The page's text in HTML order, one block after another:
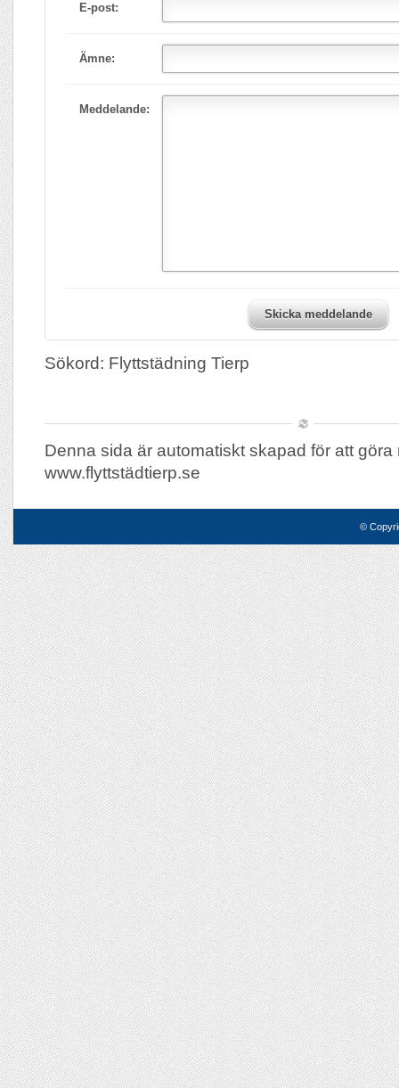
E-post:
Ämne:
Meddelande:
Skicka meddelande
Sökord: Flyttstädning Tierp
Denna sida är automatiskt skapad för att göra
www.flyttstädtierp.se
©